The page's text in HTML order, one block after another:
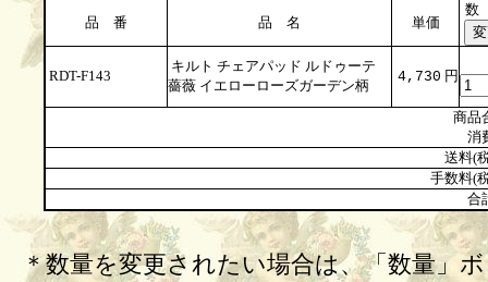
品 番 品 名 単価
数
RDT-F143
キルト チェアパッド ルドゥーテ
薔薇 イエローローズガーデン柄
4,730 円
商品
消
送料(
手数料(
合
＊数量を変更されたい場合は、「数量」